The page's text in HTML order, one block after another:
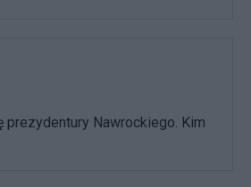
prezydentury Nawrockiego. Kim